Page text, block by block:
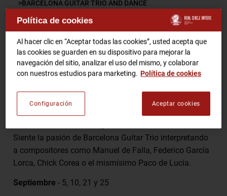
RCA TV
Gastronomic Experience 360º
Entradas Eventos
BARCELONA GUITAR TRIO AND DANCE
Comparte
tres guitarristas de gran prestigio internacional –
ofrecen un emocionante Homenaje a Paco de Lucía en
Siente la pasión de Barcelona Guitar Trio interpretando
a compositores como Manuel de Falla, Federico García
Lorca, Chick Corea o el mismísimo Paco de Lucía.
Septiembre - 5, 10, 21 y 25
Política de cookies
Al hacer clic en “Aceptar todas las cookies”, usted acepta que
las cookies se guarden en su dispositivo para mejorar la
navegación del sitio, analizar el uso del mismo, y colaborar
con nuestros estudios para marketing. Política de cookies
Aceptar cookies
Configuración